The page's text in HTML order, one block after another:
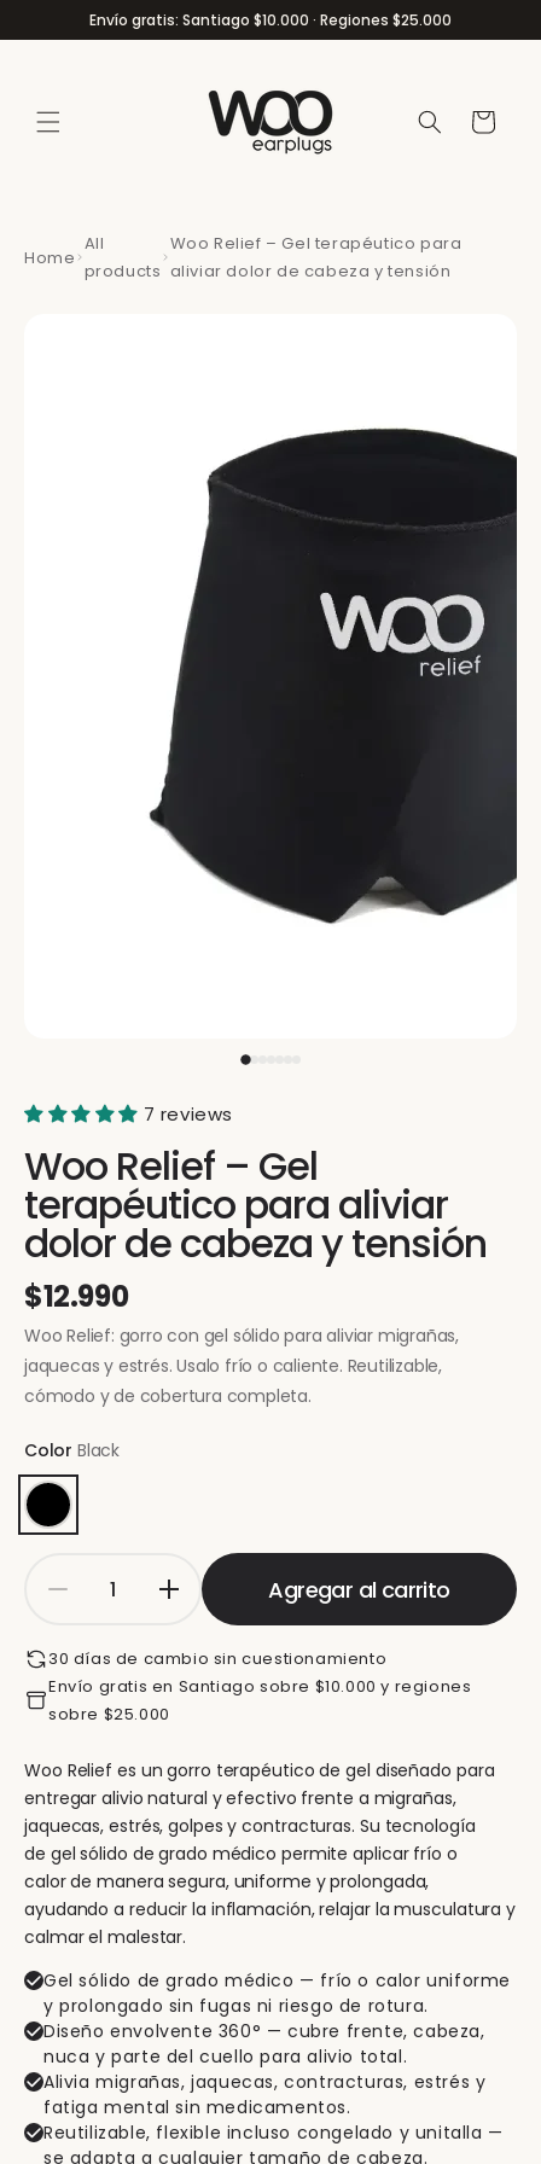
directamente
al contenido
Envío gratis: Santiago $10.000 · Regiones $25.000
Carrito
Home
All
products
Woo Relief – Gel terapéutico para
aliviar dolor de cabeza y tensión
7 reviews
Woo Relief – Gel
terapéutico para aliviar
dolor de cabeza y tensión
$12.990
Woo Relief: gorro con gel sólido para aliviar migrañas,
jaquecas y estrés. Usalo frío o caliente. Reutilizable,
cómodo y de cobertura completa.
Color Black
Agregar al carrito
30 días de cambio sin cuestionamiento
Envío gratis en Santiago sobre $10.000 y regiones
sobre $25.000
Woo Relief es un gorro terapéutico de gel diseñado para
entregar alivio natural y efectivo frente a migrañas,
jaquecas, estrés, golpes y contracturas. Su tecnología
de gel sólido de grado médico permite aplicar frío o
calor de manera segura, uniforme y prolongada,
ayudando a reducir la inflamación, relajar la musculatura y
calmar el malestar.
Gel sólido de grado médico — frío o calor uniforme
y prolongado sin fugas ni riesgo de rotura.
Diseño envolvente 360° — cubre frente, cabeza,
nuca y parte del cuello para alivio total.
Alivia migrañas, jaquecas, contracturas, estrés y
fatiga mental sin medicamentos.
Reutilizable, flexible incluso congelado y unitalla —
se adapta a cualquier tamaño de cabeza.